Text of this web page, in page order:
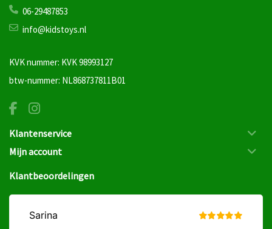
06-29487853
info@kidstoys.nl
KVK nummer: KVK 98993127
btw-nummer: NL868737811B01
Klantenservice
Mijn account
Klantbeoordelingen